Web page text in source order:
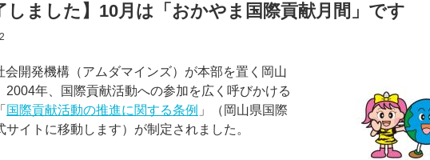
しました】10月は「おかやま国際貢献月間」です
会開発機構（アムダマインズ）が本部を置く岡山
2004年、国際貢献活動への参加を広く呼びかける
国際貢献活動の推進に関する条例 」（岡山県国際
サイトに移動します）が制定されました。